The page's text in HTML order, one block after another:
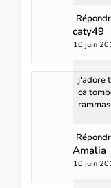
caty49
10 juin
j'adore
ca
Amalia
10 juin